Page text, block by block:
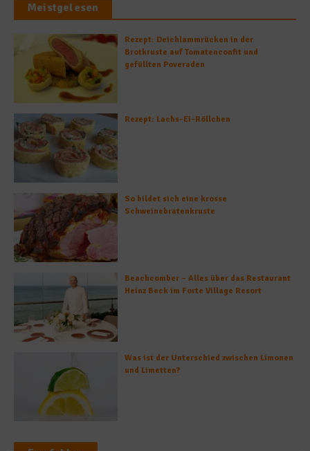
Meistgelesen
Rezept: Deichlammrücken in der
Brotkruste auf Tomatenconfit und
gefüllten Poveraden
Rezept: Lachs-Ei-Röllchen
So bildet sich eine krosse
Schweinebratenkruste
Beachcomber – Alles über das Restaurant
Heinz Beck im Forte Village Resort
Was ist der Unterschied zwischen Limonen
und Limetten?